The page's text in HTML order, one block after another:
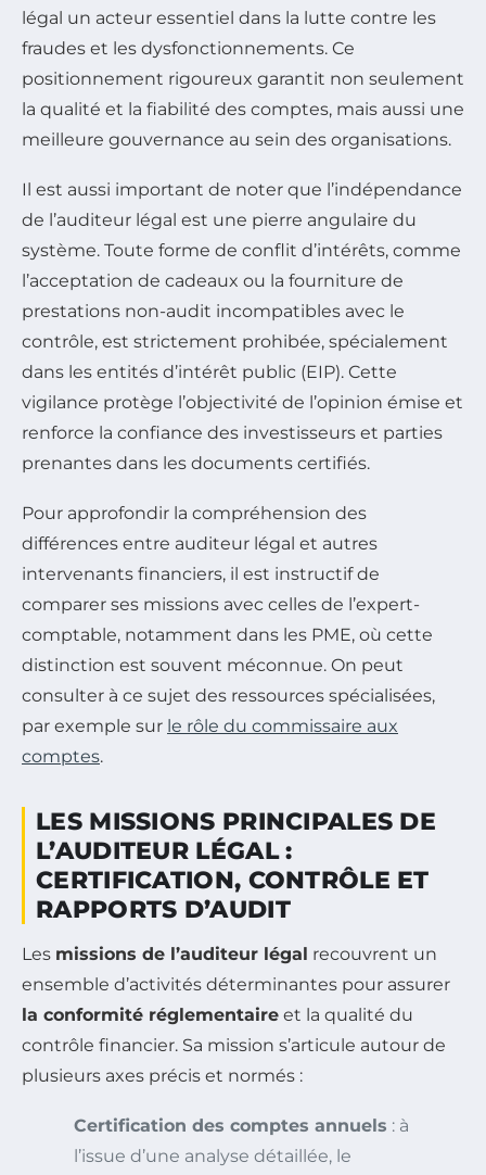
légal un acteur essentiel dans la lutte contre les
fraudes et les dysfonctionnements. Ce
positionnement rigoureux garantit non seulement
la qualité et la fiabilité des comptes, mais aussi une
meilleure gouvernance au sein des organisations.
Il est aussi important de noter que l’indépendance
de l’auditeur légal est une pierre angulaire du
système. Toute forme de conflit d’intérêts, comme
l’acceptation de cadeaux ou la fourniture de
prestations non-audit incompatibles avec le
contrôle, est strictement prohibée, spécialement
dans les entités d’intérêt public (EIP). Cette
vigilance protège l’objectivité de l’opinion émise et
renforce la confiance des investisseurs et parties
prenantes dans les documents certifiés.
Pour approfondir la compréhension des
différences entre auditeur légal et autres
intervenants financiers, il est instructif de
comparer ses missions avec celles de l’expert-
comptable, notamment dans les PME, où cette
distinction est souvent méconnue. On peut
consulter à ce sujet des ressources spécialisées,
par exemple sur le rôle du commissaire aux
comptes.
LES MISSIONS PRINCIPALES DE
L’AUDITEUR LÉGAL :
CERTIFICATION, CONTRÔLE ET
RAPPORTS D’AUDIT
Les missions de l’auditeur légal recouvrent un
ensemble d’activités déterminantes pour assurer
la conformité réglementaire et la qualité du
contrôle financier. Sa mission s’articule autour de
plusieurs axes précis et normés :
Certification des comptes annuels : à
l’issue d’une analyse détaillée, le